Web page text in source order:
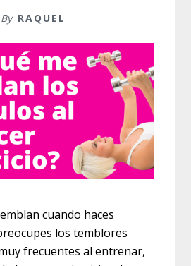
By RAQUEL
cuando haces
los temblores
frecuentes al entrenar,